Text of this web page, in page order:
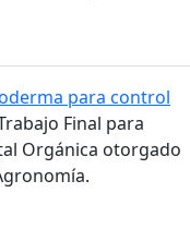
para control
Final para
Orgánica otorgado